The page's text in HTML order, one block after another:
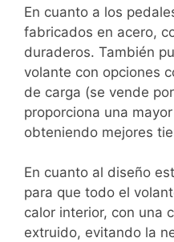
En cuanto a los
fabricados en acero,
duraderos. También
volante con opciones
de carga (se vende
proporciona una
obteniendo mejores
En cuanto al diseño
para que todo el
calor interior, con una
extruido, evitando la